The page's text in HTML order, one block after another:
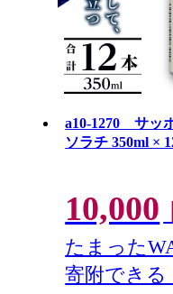
a10-1270 サッ
ソラチ 350ml ×
10,000
たまった
寄附できる